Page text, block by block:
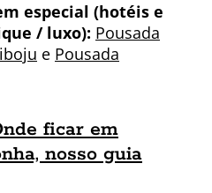
especial (hotéis e
/ luxo): Pousada
e Pousada
ficar em
nosso guia